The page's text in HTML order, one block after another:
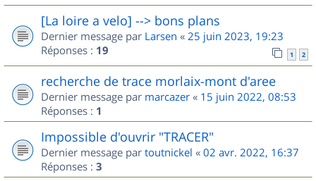
[La loire a velo] --> bons plans
Dernier message par Larsen « 25 juin 2023, 19:23
Réponses : 19 1 2
recherche de trace morlaix-mont d'aree
Dernier message par marcazer « 15 juin 2022, 08:53
Réponses : 1
Impossible d'ouvrir "TRACER"
Dernier message par toutnickel « 02 avr. 2022, 16:37
Réponses : 3